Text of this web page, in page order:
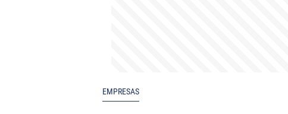
EMPRESAS